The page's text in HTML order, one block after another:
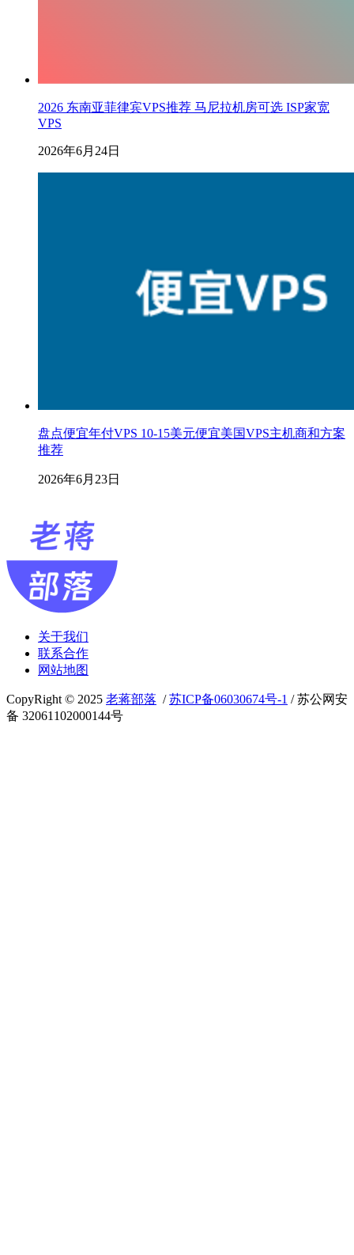
2026 东南亚菲律宾VPS推荐 马尼拉机房可选 ISP家宽
VPS
2026年6月24日
盘点便宜年付VPS 10-15美元便宜美国VPS主机商和方案
推荐
2026年6月23日
关于我们
联系合作
网站地图
CopyRight © 2025 老蒋部落 /苏ICP备06030674号-1 / 苏公网安
备 32061102000144号